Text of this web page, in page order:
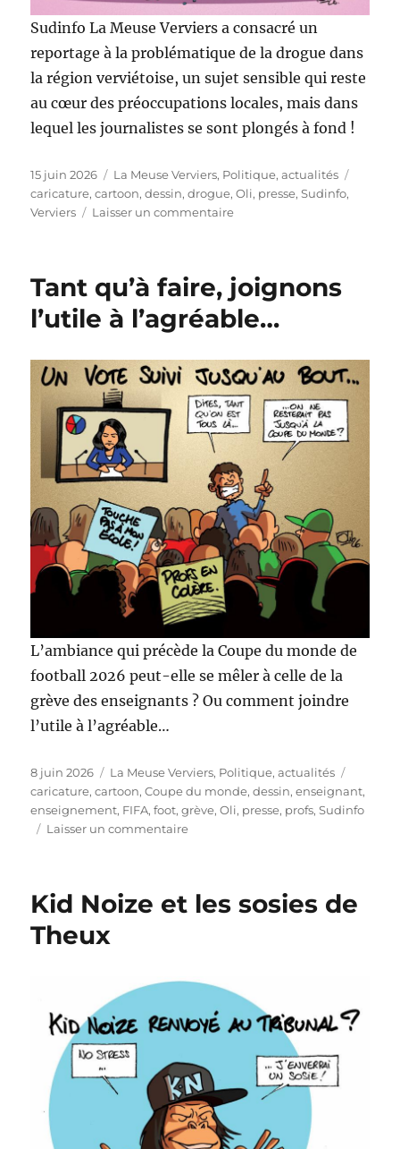
Sudinfo La Meuse Verviers a consacré un
reportage à la problématique de la drogue dans
la région verviétoise, un sujet sensible qui reste
au cœur des préoccupations locales, mais dans
lequel les journalistes se sont plongés à fond !
Publié
le
15 juin 2026 Catégories
La Meuse Verviers, Politique, actualités
caricature,cartoon,dessin,drogue,Oli, presse,Sudinfo,
Verviers
Laisser un commentairesur
drogue
à
Verviers
Tant qu’à faire, joignons
l’utile à l’agréable…
L’ambiance qui précède la Coupe du monde de
football 2026 peut-elle se mêler à celle de la
grève des enseignants ? Ou comment joindre
l’utile à l’agréable…
Publié
le
8 juin 2026 Catégories
La Meuse Verviers, Politique, actualités
caricature,cartoon,Coupe du monde,dessin,enseignant,
enseignement, FIFA,foot,grève,Oli, presse, profs,Sudinfo
Laisser un commentairesur
joignons
Kid Noize et les sosies de
Theux